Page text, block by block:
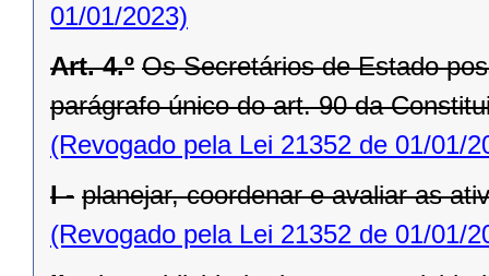
01/01/2023)
Art. 4.º Os Secretários de Estado
parágrafo único do art. 90 da
(Revogado pela Lei 21352 de 01/01/
I - planejar, coordenar e avaliar as
(Revogado pela Lei 21352 de 01/01/